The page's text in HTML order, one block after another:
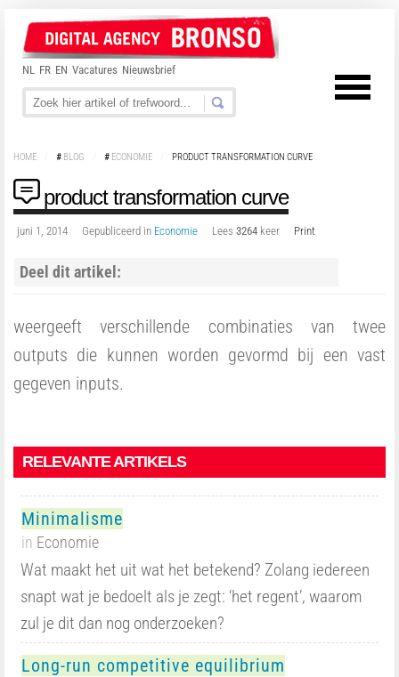
NL FR EN Vacatures Nieuwsbrief
HOME # BLOG # ECONOMIE PRODUCT TRANSFORMATION CURVE
product transformation curve
juni 1, 2014 Gepubliceerd in Economie Lees 3264 keer Print
Deel dit artikel:
weergeeft verschillende combinaties van twee
outputs die kunnen worden gevormd bij een vast
gegeven inputs.
RELEVANTE ARTIKELS
Minimalisme
in Economie
Wat maakt het uit wat het betekend? Zolang iedereen
snapt wat je bedoelt als je zegt: ‘het regent’, waarom
zul je dit dan nog onderzoeken?
Long-run competitive equilibrium